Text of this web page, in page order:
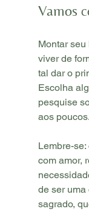
Vamos
Montar
viver de
tal dar o
Escolha
pesquise
aos poucos.
Lembre-
com amor,
de ser uma
sagrado,